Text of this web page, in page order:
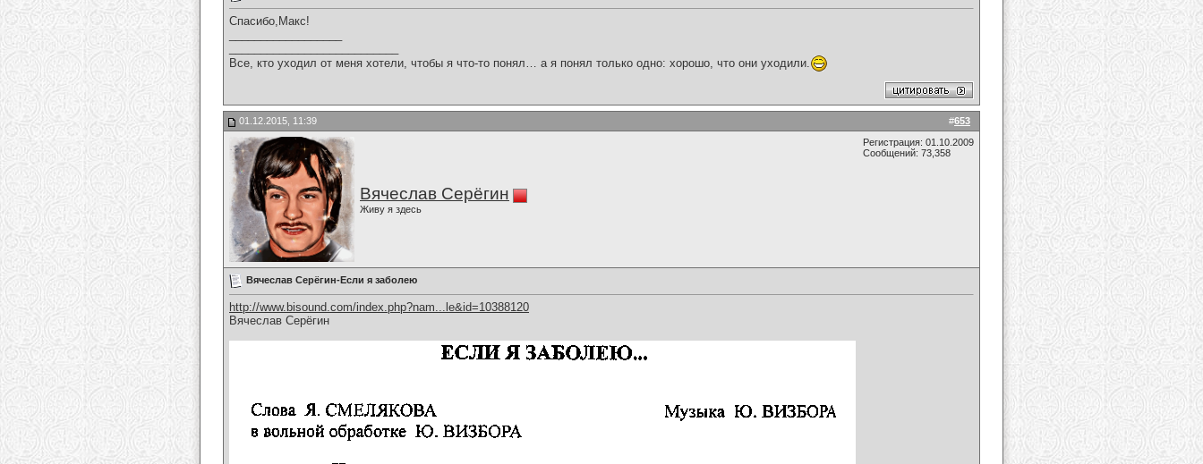
Спасибо,Макс!
Все, кто уходил от меня хотели, чтобы я что-то понял… а я понял только одно: хорошо, что они уходили.
#653
01.12.2015, 11:39
Вячеслав Серёгин
Живу я здесь
Регистрация: 01.10.2009
Сообщений: 73,358
Вячеслав Серёгин-Если я заболею
http://www.bisound.com/index.php?nam...le&id=10388120
Вячеслав Серёгин